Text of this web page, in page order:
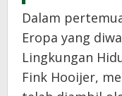
Dalam
Eropa yang
Lingkungan
Fink Hooijer,